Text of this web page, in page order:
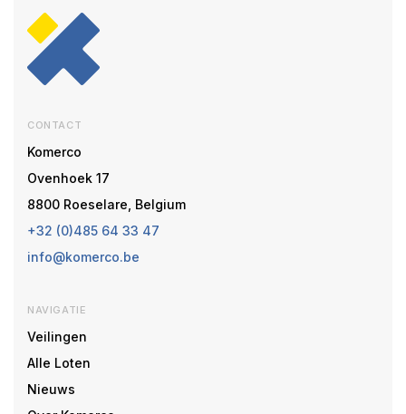
CONTACT
Komerco
Ovenhoek 17
8800 Roeselare, Belgium
+32 (0)485 64 33 47
info@komerco.be
NAVIGATIE
Veilingen
Alle Loten
Nieuws